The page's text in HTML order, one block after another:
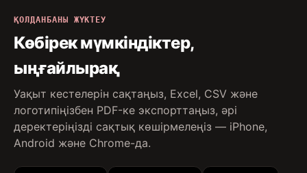
ҚОЛДАНБАНЫ ЖҮКТЕУ
Көбірек мүмкіндіктер,
ыңғайлырақ
Уақыт кестелерін сақтаңыз, Excel, CSV және
логотипіңізбен PDF-ке экспорттаңыз, әрі
деректеріңізді сақтық көшірмелеңіз — iPhone,
Android және Chrome-да.